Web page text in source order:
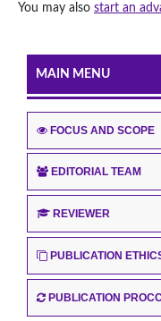
You may also start an
MAIN MENU
FOCUS AND SCOPE
EDITORIAL TEAM
REVIEWER
PUBLICATION
PUBLICATION